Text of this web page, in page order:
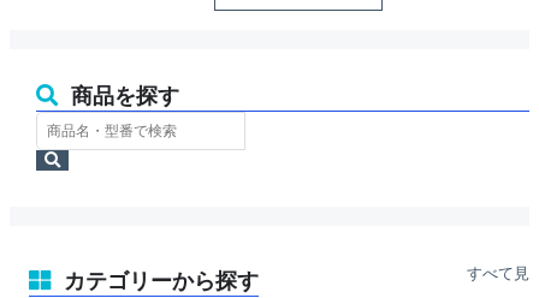
商品を探す
ス
ト
ア
検
カテゴリーから探す すべて見